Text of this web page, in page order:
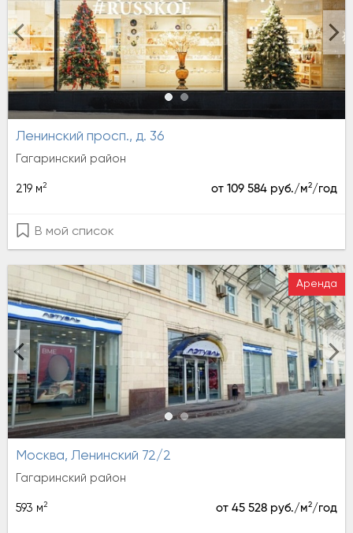
Ленинский просп., д. 36
Гагаринский район
219 м2 от 109 584 руб./м2/год
В мой список
Аренда
Москва, Ленинский 72/2
Гагаринский район
593 м2 от 45 528 руб./м2/год